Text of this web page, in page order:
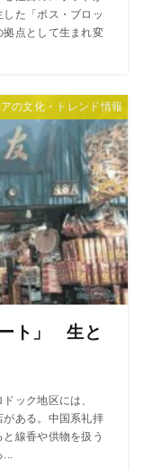
た「ポス・ブロッ
拠点として生まれ変
の文化・トレンド情報
ト」 生と
ック地区には、
がある。中国系礼拝
線香や供物を扱う